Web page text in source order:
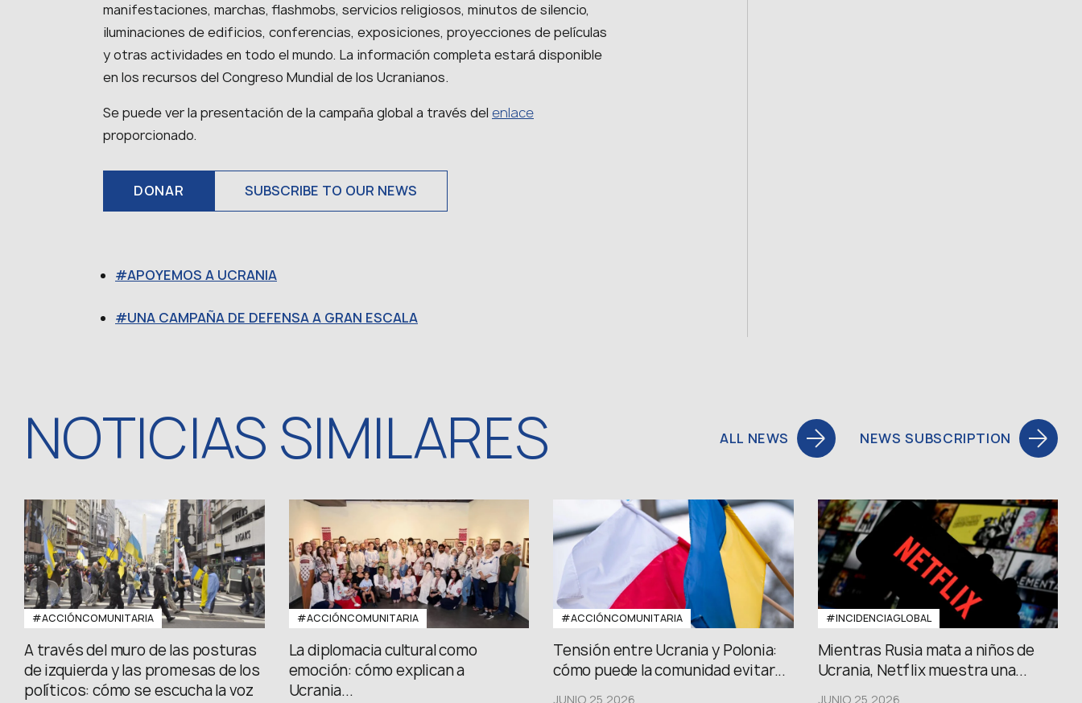
manifestaciones, marchas, flashmobs, servicios religiosos, minutos de silencio,
iluminaciones de edificios, conferencias, exposiciones, proyecciones de películas
y otras actividades en todo el mundo. La información completa estará disponible
en los recursos del Congreso Mundial de los Ucranianos.
Se puede ver la presentación de la campaña global a través del enlace
proporcionado.
DONAR SUBSCRIBE TO OUR NEWS
APOYEMOS A UCRANIA
UNA CAMPAÑA DE DEFENSA A GRAN ESCALA
NOTICIAS SIMILARES ALL NEWS NEWS SUBSCRIPTION
#ACCIÓNCOMUNITARIA
A través del muro de las posturas
de izquierda y las promesas de los
políticos: cómo se escucha la voz
#ACCIÓNCOMUNITARIA
La diplomacia cultural como
emoción: cómo explican a
Ucrania...
#ACCIÓNCOMUNITARIA
Tensión entre Ucrania y Polonia:
cómo puede la comunidad evitar...
JUNIO 25,2026
#INCIDENCIAGLOBAL
Mientras Rusia mata a niños de
Ucrania, Netflix muestra una...
JUNIO 25,2026